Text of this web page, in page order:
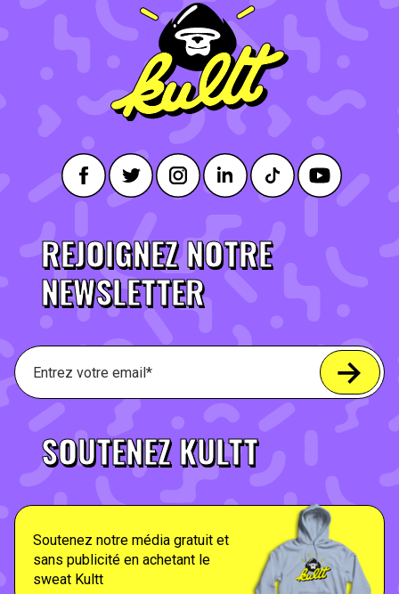
REJOIGNEZ NOTRE
NEWSLETTER
SOUTENEZ KULTT
Soutenez notre média gratuit et
sans publicité en achetant le
sweat Kultt